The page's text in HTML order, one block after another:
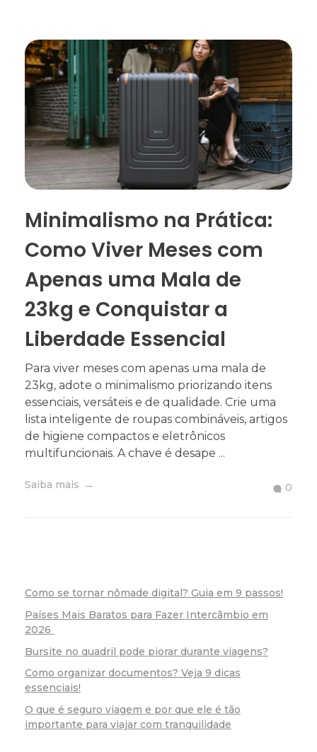
Minimalismo na Prática:
Como Viver Meses com
Apenas uma Mala de
23kg e Conquistar a
Liberdade Essencial
Para viver meses com apenas uma mala de
23kg, adote o minimalismo priorizando itens
essenciais, versáteis e de qualidade. Crie uma
lista inteligente de roupas combináveis, artigos
de higiene compactos e eletrônicos
multifuncionais. A chave é desape ...
Saiba mais 0
Como se tornar nômade digital? Guia em 9 passos!
Países Mais Baratos para Fazer Intercâmbio em
2026
Bursite no quadril pode piorar durante viagens?
Como organizar documentos? Veja 9 dicas
essenciais!
O que é seguro viagem e por que ele é tão
importante para viajar com tranquilidade